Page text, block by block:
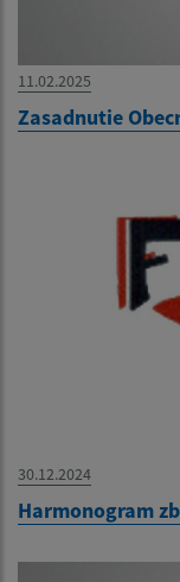
11.02.2025
Zasadnutie
30.12.2024
Harmonogram